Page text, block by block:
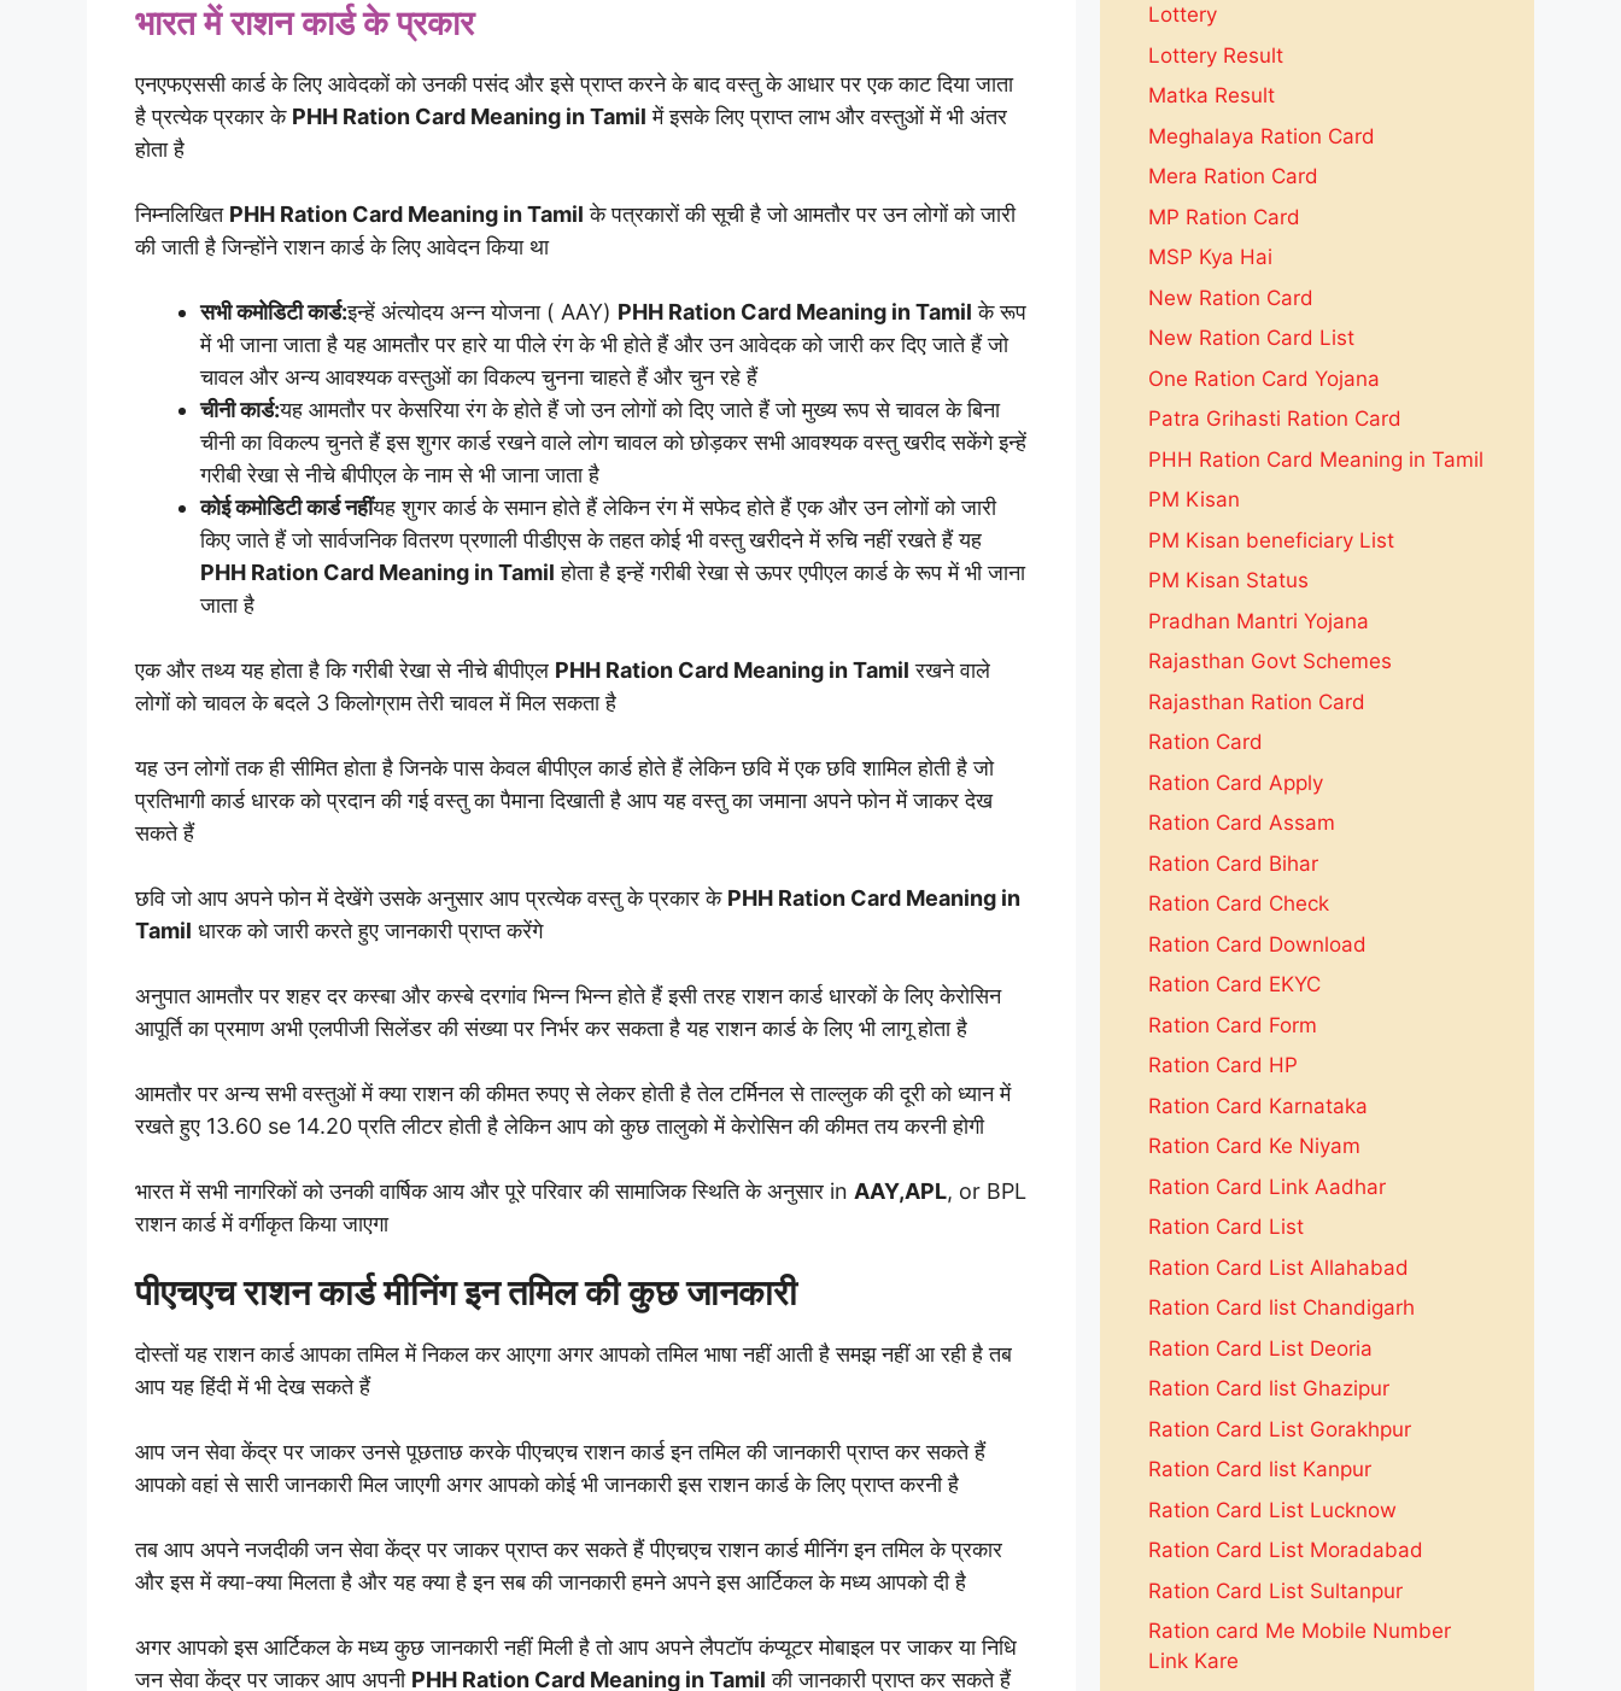
भारत में राशन कार्ड के प्रकार
एनएफएससी कार्ड के लिए आवेदकों को उनकी पसंद और इसे प्राप्त करने के बाद वस्तु के आधार पर एक काट दिया जाता
है प्रत्येक प्रकार के PHH Ration Card Meaning in Tamil में इसके लिए प्राप्त लाभ और वस्तुओं में भी अंतर
होता है
निम्नलिखित PHH Ration Card Meaning in Tamil के पत्रकारों की सूची है जो आमतौर पर उन लोगों को जारी
की जाती है जिन्होंने राशन कार्ड के लिए आवेदन किया था
सभी कमोडिटी कार्ड:इन्हें अंत्योदय अन्न योजना ( AAY) PHH Ration Card Meaning in Tamil के रूप
में भी जाना जाता है यह आमतौर पर हारे या पीले रंग के भी होते हैं और उन आवेदक को जारी कर दिए जाते हैं जो
चावल और अन्य आवश्यक वस्तुओं का विकल्प चुनना चाहते हैं और चुन रहे हैं
चीनी कार्ड:यह आमतौर पर केसरिया रंग के होते हैं जो उन लोगों को दिए जाते हैं जो मुख्य रूप से चावल के बिना
चीनी का विकल्प चुनते हैं इस शुगर कार्ड रखने वाले लोग चावल को छोड़कर सभी आवश्यक वस्तु खरीद सकेंगे इन्हें
गरीबी रेखा से नीचे बीपीएल के नाम से भी जाना जाता है
कोई कमोडिटी कार्ड नहींयह शुगर कार्ड के समान होते हैं लेकिन रंग में सफेद होते हैं एक और उन लोगों को जारी
किए जाते हैं जो सार्वजनिक वितरण प्रणाली पीडीएस के तहत कोई भी वस्तु खरीदने में रुचि नहीं रखते हैं यह
PHH Ration Card Meaning in Tamil होता है इन्हें गरीबी रेखा से ऊपर एपीएल कार्ड के रूप में भी जाना
जाता है
एक और तथ्य यह होता है कि गरीबी रेखा से नीचे बीपीएल PHH Ration Card Meaning in Tamil रखने वाले
लोगों को चावल के बदले 3 किलोग्राम तेरी चावल में मिल सकता है
यह उन लोगों तक ही सीमित होता है जिनके पास केवल बीपीएल कार्ड होते हैं लेकिन छवि में एक छवि शामिल होती है जो
प्रतिभागी कार्ड धारक को प्रदान की गई वस्तु का पैमाना दिखाती है आप यह वस्तु का जमाना अपने फोन में जाकर देख
सकते हैं
छवि जो आप अपने फोन में देखेंगे उसके अनुसार आप प्रत्येक वस्तु के प्रकार के PHH Ration Card Meaning in
Tamil धारक को जारी करते हुए जानकारी प्राप्त करेंगे
अनुपात आमतौर पर शहर दर कस्बा और कस्बे दरगांव भिन्न भिन्न होते हैं इसी तरह राशन कार्ड धारकों के लिए केरोसिन
आपूर्ति का प्रमाण अभी एलपीजी सिलेंडर की संख्या पर निर्भर कर सकता है यह राशन कार्ड के लिए भी लागू होता है
आमतौर पर अन्य सभी वस्तुओं में क्या राशन की कीमत रुपए से लेकर होती है तेल टर्मिनल से ताल्लुक की दूरी को ध्यान में
रखते हुए 13.60 se 14.20 प्रति लीटर होती है लेकिन आप को कुछ तालुको में केरोसिन की कीमत तय करनी होगी
भारत में सभी नागरिकों को उनकी वार्षिक आय और पूरे परिवार की सामाजिक स्थिति के अनुसार in AAY,APL, or BPL
राशन कार्ड में वर्गीकृत किया जाएगा
पीएचएच राशन कार्ड मीनिंग इन तमिल की कुछ जानकारी
दोस्तों यह राशन कार्ड आपका तमिल में निकल कर आएगा अगर आपको तमिल भाषा नहीं आती है समझ नहीं आ रही है तब
आप यह हिंदी में भी देख सकते हैं
आप जन सेवा केंद्र पर जाकर उनसे पूछताछ करके पीएचएच राशन कार्ड इन तमिल की जानकारी प्राप्त कर सकते हैं
आपको वहां से सारी जानकारी मिल जाएगी अगर आपको कोई भी जानकारी इस राशन कार्ड के लिए प्राप्त करनी है
तब आप अपने नजदीकी जन सेवा केंद्र पर जाकर प्राप्त कर सकते हैं पीएचएच राशन कार्ड मीनिंग इन तमिल के प्रकार
और इस में क्या-क्या मिलता है और यह क्या है इन सब की जानकारी हमने अपने इस आर्टिकल के मध्य आपको दी है
अगर आपको इस आर्टिकल के मध्य कुछ जानकारी नहीं मिली है तो आप अपने लैपटॉप कंप्यूटर मोबाइल पर जाकर या निधि
जन सेवा केंद्र पर जाकर आप अपनी PHH Ration Card Meaning in Tamil की जानकारी प्राप्त कर सकते हैं
Lottery
Lottery Result
Matka Result
Meghalaya Ration Card
Mera Ration Card
MP Ration Card
MSP Kya Hai
New Ration Card
New Ration Card List
One Ration Card Yojana
Patra Grihasti Ration Card
PHH Ration Card Meaning in Tamil
PM Kisan
PM Kisan beneficiary List
PM Kisan Status
Pradhan Mantri Yojana
Rajasthan Govt Schemes
Rajasthan Ration Card
Ration Card
Ration Card Apply
Ration Card Assam
Ration Card Bihar
Ration Card Check
Ration Card Download
Ration Card EKYC
Ration Card Form
Ration Card HP
Ration Card Karnataka
Ration Card Ke Niyam
Ration Card Link Aadhar
Ration Card List
Ration Card List Allahabad
Ration Card list Chandigarh
Ration Card List Deoria
Ration Card list Ghazipur
Ration Card List Gorakhpur
Ration Card list Kanpur
Ration Card List Lucknow
Ration Card List Moradabad
Ration Card List Sultanpur
Ration card Me Mobile Number
Link Kare